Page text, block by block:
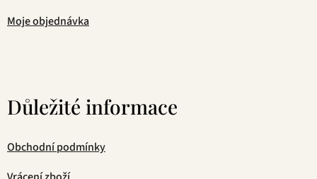
Moje objednávka
Důležité informace
Obchodní podmínky